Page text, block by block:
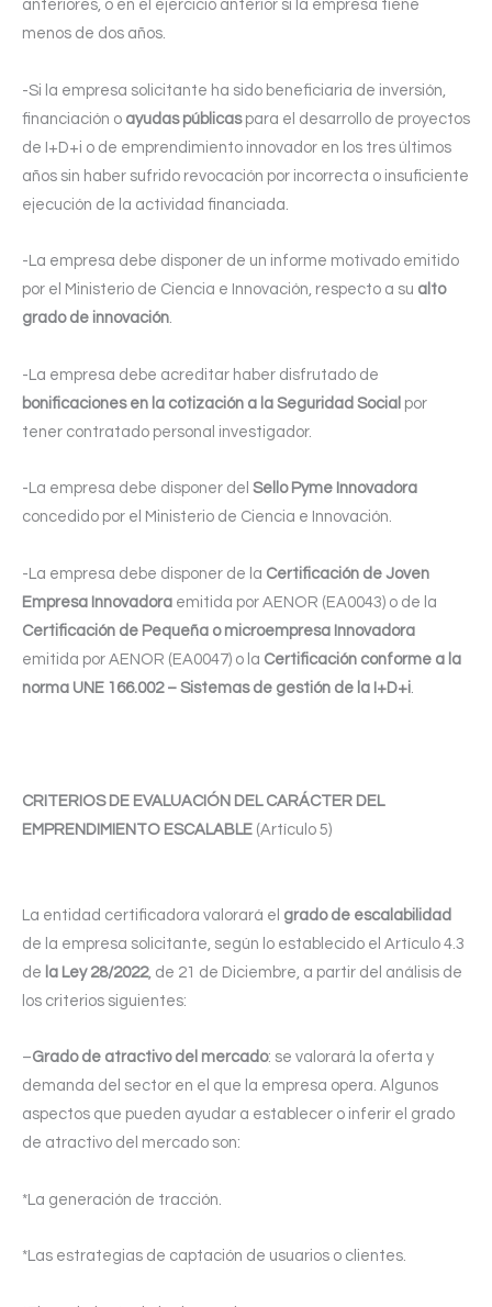
anteriores, o en el ejercicio anterior si la empresa tiene
menos de dos años.
-Si la empresa solicitante ha sido beneficiaria de inversión,
financiación o ayudas públicaspara el desarrollo de proyectos
de I+D+i o de emprendimiento innovador en los tres últimos
años sin haber sufrido revocación por incorrecta o insuficiente
ejecución de la actividad financiada.
-La empresa debe disponer de un informe motivado emitido
por el Ministerio de Ciencia e Innovación, respecto a su alto
grado de innovación.
-La empresa debe acreditar haber disfrutado de
bonificaciones en la cotización a la Seguridad Social por
tener contratado personal investigador.
-La empresa debe disponer del Sello Pyme Innovadora
concedido por el Ministerio de Ciencia e Innovación.
-La empresa debe disponer de la Certificación de Joven
Empresa Innovadora emitida por AENOR (EA0043) o de la
Certificación de Pequeña o microempresa Innovadora
emitida por AENOR (EA0047) o la Certificación conforme a la
norma UNE 166.002 – Sistemas de gestión de la I+D+i
CRITERIOS DE EVALUACIÓN DEL CARÁCTER DEL
EMPRENDIMIENTO ESCALABLE (Artículo 5)
La entidad certificadora valorará el grado de escalabilidad
de la empresa solicitante, según lo establecido el Artículo 4.3
de la Ley 28/2022, de 21 de Diciembre, a partir del análisis de
los criterios siguientes:
–Grado de atractivo del mercado: se valorará la oferta y
demanda del sector en el que la empresa opera. Algunos
aspectos que pueden ayudar a establecer o inferir el grado
de atractivo del mercado son:
*La generación de tracción.
*Las estrategias de captación de usuarios o clientes.